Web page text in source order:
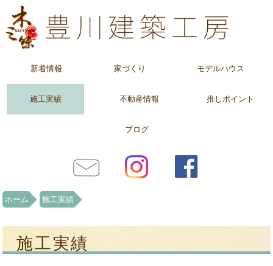
新着情報 家づくり モデルハウス
施工実績 不動産情報 推しポイント
ブログ
ホーム 施工実績
施工実績